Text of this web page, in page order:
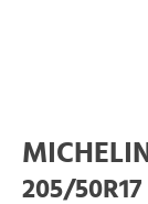
MICHELIN
205/